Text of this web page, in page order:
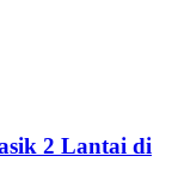
2 Lantai di